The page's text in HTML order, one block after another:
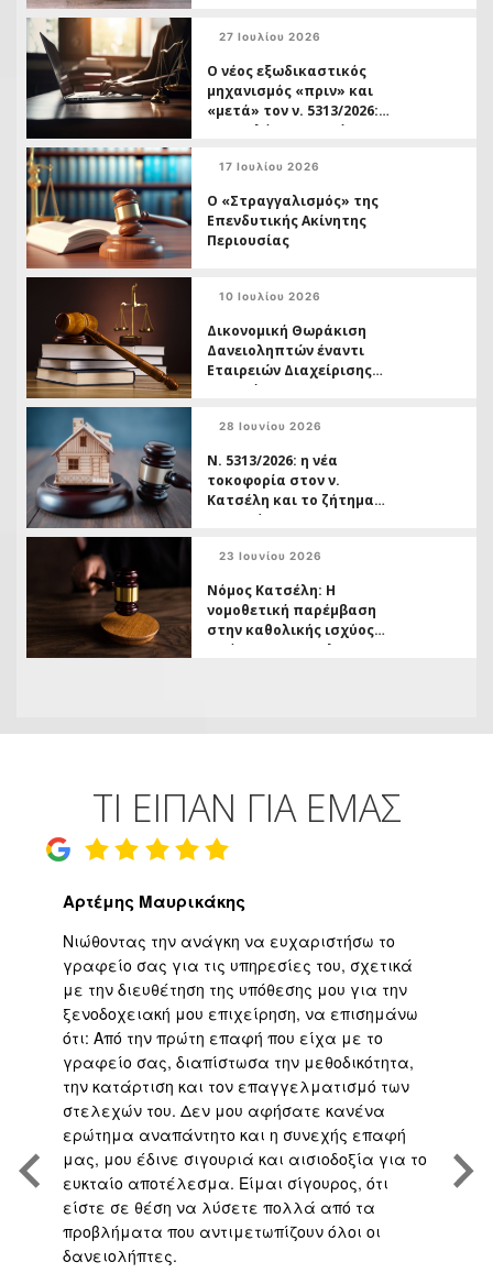
27 Ιουλίου 2026
Ο νέος εξωδικαστικός
μηχανισμός «πριν» και
«μετά» τον ν. 5313/2026:
Ο οφειλέτης ως τρίτος
δικαστικής προστασίας
17 Ιουλίου 2026
Ο «Στραγγαλισμός» της
Επενδυτικής Ακίνητης
Περιουσίας
10 Ιουλίου 2026
Δικονομική Θωράκιση
Δανειοληπτών έναντι
Εταιρειών Διαχείρισης
Απαιτήσεων
28 Ιουνίου 2026
Ν. 5313/2026: η νέα
τοκοφορία στον ν.
Κατσέλη και το ζήτημα
της ασύμμετρης
Δανειοληπτών έναντι
23 Ιουνίου 2026
Νόμος Κατσέλη: Η
νομοθετική παρέμβαση
στην καθολικής ισχύος
απόφασης της ΟλΑΠ
ΤΙ ΕΙΠΑΝ ΓΙΑ ΕΜΑΣ
Αρτέμης Μαυρικάκης
Νιώθοντας την ανάγκη να ευχαριστήσω το
γραφείο σας για τις υπηρεσίες του, σχετικά
με την διευθέτηση της υπόθεσης μου για την
ξενοδοχειακή μου επιχείρηση, να επισημάνω
ότι: Από την πρώτη επαφή που είχα με το
γραφείο σας, διαπίστωσα την μεθοδικότητα,
την κατάρτιση και τον επαγγελματισμό των
στελεχών του. Δεν μου αφήσατε κανένα
ερώτημα αναπάντητο και η συνεχής επαφή
μας, μου έδινε σιγουριά και αισιοδοξία για το
ευκταίο αποτέλεσμα. Είμαι σίγουρος, ότι
είστε σε θέση να λύσετε πολλά από τα
προβλήματα που αντιμετωπίζουν όλοι οι
δανειολήπτες.